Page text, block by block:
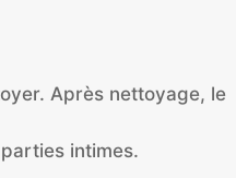
Après nettoyage, le
intimes.